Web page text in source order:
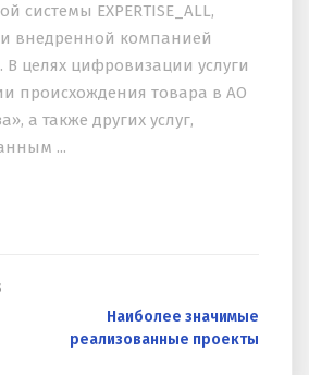
системы EXPERTISE_ALL,
внедренной компанией
В целях цифровизации услуги
происхождения товара в АО
а также других услуг,
...
Наиболее значимые
реализованные проекты